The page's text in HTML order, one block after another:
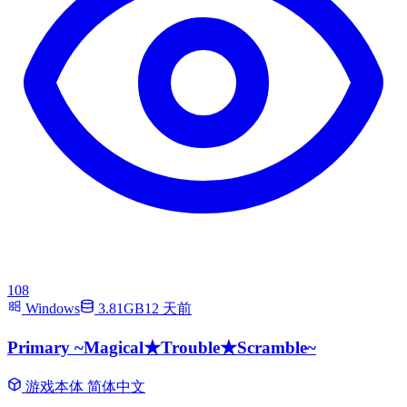
108
Windows
3.81GB12 天前
Primary ~Magical★Trouble★Scramble~
游戏本体 简体中文